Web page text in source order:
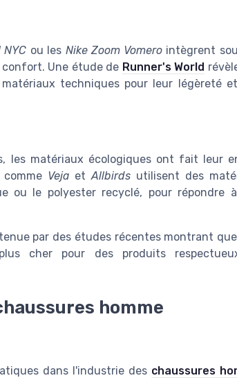
NYC ou les Nike Zoom Vomerointègrent
Une étude de Runner's World
techniques pour leur légèreté
les matériaux écologiques ont fait leur
Veja et Allbirds utilisent des
ou le polyester recyclé, pour répondre
par des études récentes montrant
cher pour des produits
homme
dans l'industrie des chaussures